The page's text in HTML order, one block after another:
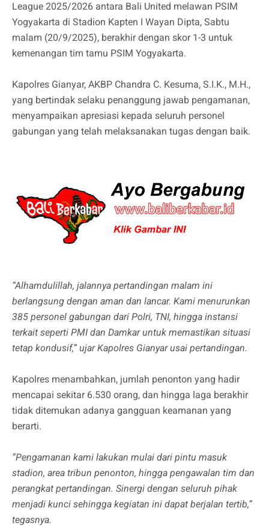
League 2025/2026 antara Bali United melawan PSIM
Yogyakarta di Stadion Kapten I Wayan Dipta, Sabtu
malam (20/9/2025), berakhir dengan skor 1-3 untuk
kemenangan tim tamu PSIM Yogyakarta.
Kapolres Gianyar, AKBP Chandra C. Kesuma, S.I.K., M.H.,
yang bertindak selaku penanggung jawab pengamanan,
menyampaikan apresiasi kepada seluruh personel
gabungan yang telah melaksanakan tugas dengan baik.
“Alhamdulillah, jalannya pertandingan malam ini
berlangsung dengan aman dan lancar. Kami menurunkan
385 personel gabungan dari Polri, TNI, hingga instansi
terkait seperti PMI dan Damkar untuk memastikan situasi
tetap kondusif,” ujar Kapolres Gianyar usai pertandingan.
Kapolres menambahkan, jumlah penonton yang hadir
mencapai sekitar 6.530 orang, dan hingga laga berakhir
tidak ditemukan adanya gangguan keamanan yang
berarti.
“Pengamanan kami lakukan mulai dari pintu masuk
stadion, area tribun penonton, hingga pengawalan tim dan
perangkat pertandingan. Sinergi dengan seluruh pihak
menjadi kunci sehingga kegiatan ini dapat berjalan tertib,”
tegasnya.